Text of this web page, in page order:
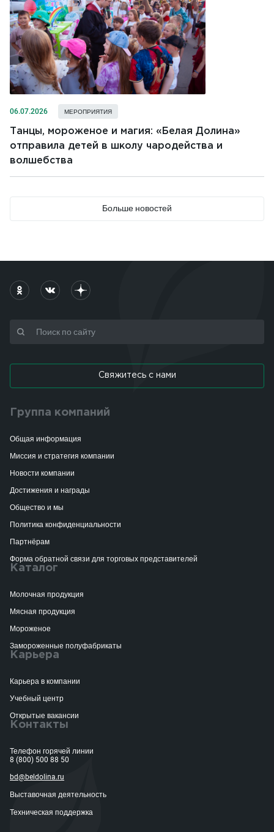
06.07.2026 МЕРОПРИЯТИЯ
Танцы, мороженое и магия: «Белая Долина»
отправила детей в школу чародейства и
волшебства
Больше новостей
Свяжитесь с нами
Группа компаний
Общая информация
Миссия и стратегия компании
Новости компании
Достижения и награды
Общество и мы
Политика конфиденциальности
Партнёрам
Форма обратной связи для торговых представителей
Каталог
Молочная продукция
Мясная продукция
Мороженое
Замороженные полуфабрикаты
Карьера
Карьера в компании
Учебный центр
Открытые вакансии
Контакты
Телефон горячей линии
8 (800) 500 88 50
bd@beldolina.ru
Выставочная деятельность
Техническая поддержка